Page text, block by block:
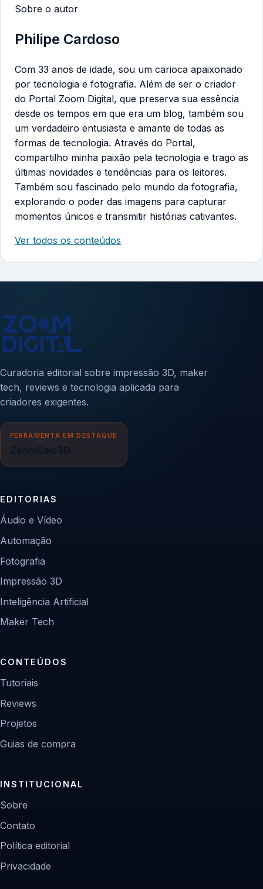
Sobre o autor
Philipe Cardoso
Com 33 anos de idade, sou um carioca apaixonado
por tecnologia e fotografia. Além de ser o criador
do Portal Zoom Digital, que preserva sua essência
desde os tempos em que era um blog, também sou
um verdadeiro entusiasta e amante de todas as
formas de tecnologia. Através do Portal,
compartilho minha paixão pela tecnologia e trago as
últimas novidades e tendências para os leitores.
Também sou fascinado pelo mundo da fotografia,
explorando o poder das imagens para capturar
momentos únicos e transmitir histórias cativantes.
Ver todos os conteúdos
Curadoria editorial sobre impressão 3D, maker
tech, reviews e tecnologia aplicada para
criadores exigentes.
FERRAMENTA EM DESTAQUE
ZoomCalc3D
EDITORIAS
Áudio e Vídeo
Automação
Fotografia
Impressão 3D
Inteligência Artificial
Maker Tech
CONTEÚDOS
Tutoriais
Reviews
Projetos
Guias de compra
INSTITUCIONAL
Sobre
Contato
Política editorial
Privacidade